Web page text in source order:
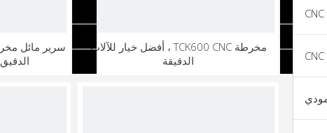
مخرطة TCK600 CNC ، أفضل خيار للآلات
الدقيقة